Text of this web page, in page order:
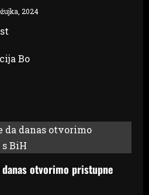
2024
Bo
otvorimo pristupne